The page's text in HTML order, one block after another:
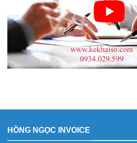
HỒNG NGỌC INVOICE